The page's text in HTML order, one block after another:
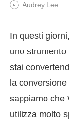
Audrey Lee
In questi
uno
stai
la
sappiamo che
utilizza molto